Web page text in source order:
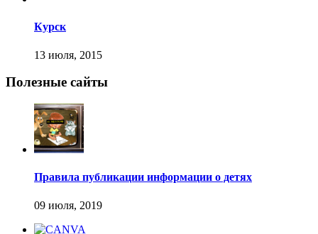
Курск
Полезные сайты
Правила публикации информации о детях